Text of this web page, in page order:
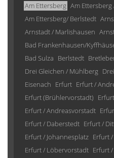
Am Ettersberg Am
Am Ettersberg/ Berlstedt
Arnstadt / Marlishausen
Bad Frankenhausen/
Bad Sulza Berlstedt
Drei Gleichen / Mühlberg
Eisenach Erfurt Erfurt /
Erfurt (Brühlervorstadt)
Erfurt / Andreasvorstadt
Erfurt / Daberstedt Erfurt /
Erfurt / Johannesplatz Erfurt
Erfurt / Löbervorstadt Erfurt